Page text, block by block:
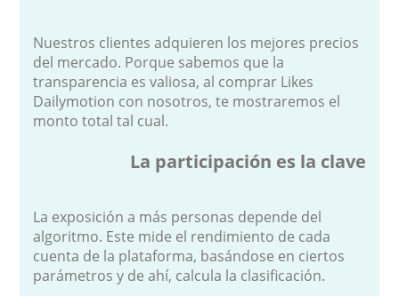
Nuestros clientes adquieren los mejores precios
del mercado. Porque sabemos que la
transparencia es valiosa, al comprar Likes
Dailymotion con nosotros, te mostraremos el
monto total tal cual.
La participación es la clave
La exposición a más personas depende del
algoritmo. Este mide el rendimiento de cada
cuenta de la plataforma, basándose en ciertos
parámetros y de ahí, calcula la clasificación.